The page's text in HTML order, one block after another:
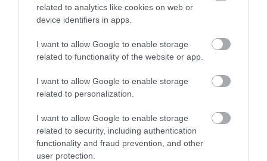
related to analytics like cookies on web or
device identifiers in apps.
I want to allow Google to enable storage
related to functionality of the website or app.
I want to allow Google to enable storage
related to personalization.
I want to allow Google to enable storage
related to security, including authentication
functionality and fraud prevention, and other
user protection.
Tovább drágul az üzemanyag